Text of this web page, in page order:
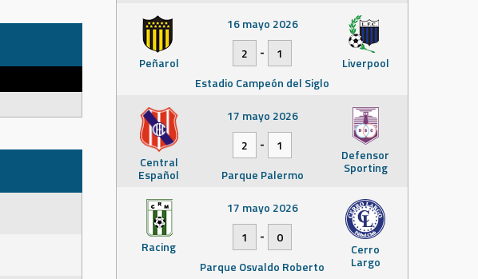
Peñarol Liverpool
16 mayo 2026
2
-
1
Estadio Campeón del Siglo
Central
Español
Defensor
Sporting
17 mayo 2026
2
-
1
Parque Palermo
Racing Cerro
Largo
17 mayo 2026
1
-
0
Parque Osvaldo Roberto